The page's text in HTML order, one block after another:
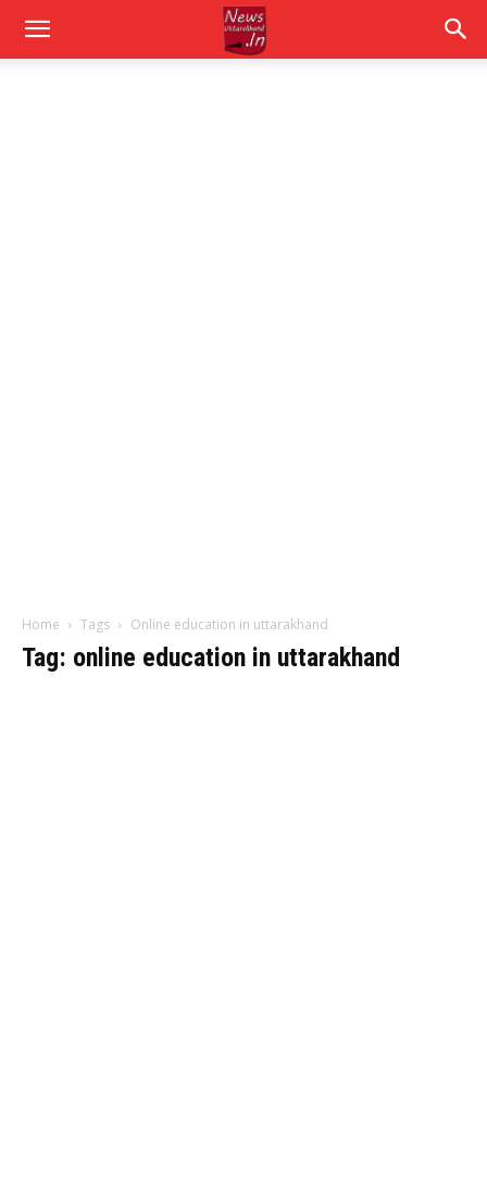
Home Tags Online education in uttarakhand
Tag: online education in uttarakhand